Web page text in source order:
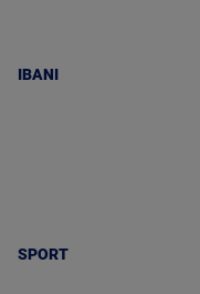
IBANI
SPORT